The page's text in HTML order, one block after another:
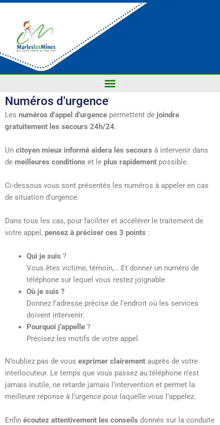
Numéros d'urgence
Les numéros d’appel d’urgence permettent de joindre
gratuitement les secours 24h/24.
Un citoyen mieux informé aidera les secours à intervenir dans
de meilleures conditions et le plus rapidement possible.
Ci-dessous vous sont présentés les numéros à appeler en cas
de situation d’urgence.
Dans tous les cas, pour faciliter et accélérer le traitement de
votre appel, pensez à préciser ces 3 points :
Qui je suis ?
Vous êtes victime, témoin,… Et donner un numéro de
téléphone sur lequel vous restez joignable
Où je suis ?
Donnez l’adresse précise de l’endroit où les services
doivent intervenir.
Pourquoi j’appelle ?
Précisez les motifs de votre appel.
N’oubliez pas de vous exprimer clairement auprès de votre
interlocuteur. Le temps que vous passez au téléphone n’est
jamais inutile, ne retarde jamais l’intervention et permet la
meilleure réponse à l’urgence pour laquelle vous l’appelez.
Enfin écoutez attentivement les conseils donnés sur la conduite